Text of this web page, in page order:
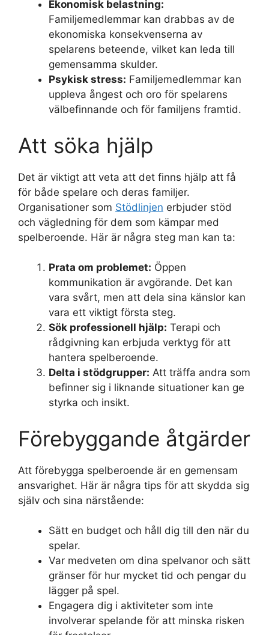
Ekonomisk belastning:
Familjemedlemmar kan drabbas av de
ekonomiska konsekvenserna av
spelarens beteende, vilket kan leda till
gemensamma skulder.
Psykisk stress: Familjemedlemmar kan
uppleva ångest och oro för spelarens
välbefinnande och för familjens framtid.
Att söka hjälp
Det är viktigt att veta att det finns hjälp att få
för både spelare och deras familjer.
Organisationer som Stödlinjen erbjuder stöd
och vägledning för dem som kämpar med
spelberoende. Här är några steg man kan ta:
Prata om problemet: Öppen
kommunikation är avgörande. Det kan
vara svårt, men att dela sina känslor kan
vara ett viktigt första steg.
Sök professionell hjälp: Terapi och
rådgivning kan erbjuda verktyg för att
hantera spelberoende.
Delta i stödgrupper: Att träffa andra som
befinner sig i liknande situationer kan ge
styrka och insikt.
Förebyggande åtgärder
Att förebygga spelberoende är en gemensam
ansvarighet. Här är några tips för att skydda sig
själv och sina närstående:
Sätt en budget och håll dig till den när du
spelar.
Var medveten om dina spelvanor och sätt
gränser för hur mycket tid och pengar du
lägger på spel.
Engagera dig i aktiviteter som inte
involverar spelande för att minska risken